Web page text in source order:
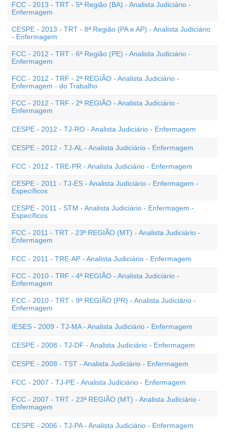
FCC - 2013 - TRT - 5ª Região (BA) - Analista Judiciário -
Enfermagem
CESPE - 2013 - TRT - 8ª Região (PA e AP) - Analista Judiciário
- Enfermagem
FCC - 2012 - TRT - 6ª Região (PE) - Analista Judiciário -
Enfermagem
FCC - 2012 - TRF - 2ª REGIÃO - Analista Judiciário -
Enfermagem - do Trabalho
FCC - 2012 - TRF - 2ª REGIÃO - Analista Judiciário -
Enfermagem
CESPE - 2012 - TJ-RO - Analista Judiciário - Enfermagem
CESPE - 2012 - TJ-AL - Analista Judiciário - Enfermagem
FCC - 2012 - TRE-PR - Analista Judiciário - Enfermagem
CESPE - 2011 - TJ-ES - Analista Judiciário - Enfermagem -
Específicos
CESPE - 2011 - STM - Analista Judiciário - Enfermagem -
Específicos
FCC - 2011 - TRT - 23ª REGIÃO (MT) - Analista Judiciário -
Enfermagem
FCC - 2011 - TRE-AP - Analista Judiciário - Enfermagem
FCC - 2010 - TRF - 4ª REGIÃO - Analista Judiciário -
Enfermagem
FCC - 2010 - TRT - 9ª REGIÃO (PR) - Analista Judiciário -
Enfermagem
IESES - 2009 - TJ-MA - Analista Judiciário - Enfermagem
CESPE - 2008 - TJ-DF - Analista Judiciário - Enfermagem
CESPE - 2008 - TST - Analista Judiciário - Enfermagem
FCC - 2007 - TJ-PE - Analista Judiciário - Enfermagem
FCC - 2007 - TRT - 23ª REGIÃO (MT) - Analista Judiciário -
Enfermagem
CESPE - 2006 - TJ-PA - Analista Judiciário - Enfermagem